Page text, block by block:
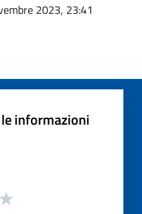
2023, 23:41
informazioni